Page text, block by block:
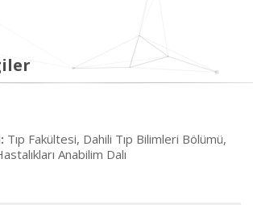
Tıp Fakültesi, Dahili Tıp Bilimleri Bölümü,
Anabilim Dalı